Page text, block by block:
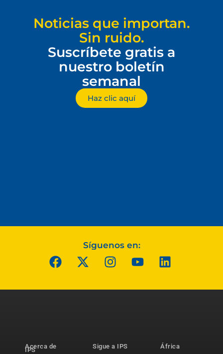
Noticias que importan.
Sin ruido.
Suscríbete gratis a
nuestro boletín
semanal
Haz clic aquí
Síguenos en:
Acerca de
IPS
Sigue a IPS
África